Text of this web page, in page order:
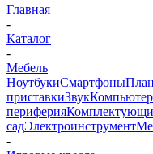
Главная
-
Каталог
-
Мебель
НоутбукиСмартфоны
приставкиЗвук
периферия
садЭлектроинструмент
-